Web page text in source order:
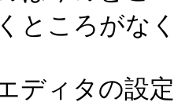
ところがな
ディタの設